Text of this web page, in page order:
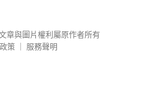
章與圖片權利屬原作者所有
策
服務聲明